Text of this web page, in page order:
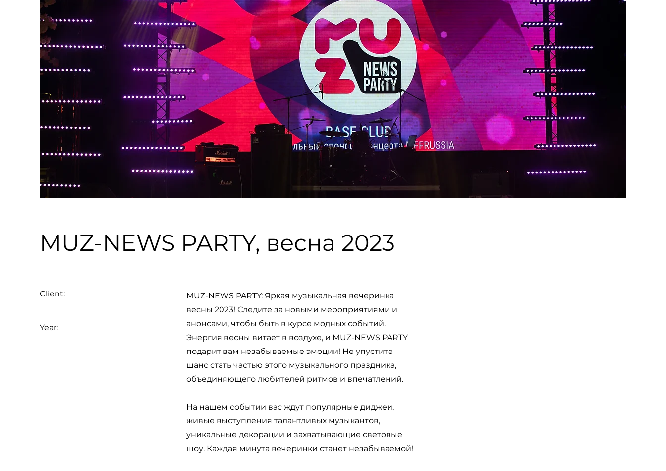
MUZ-NEWS PARTY, весна 2023
Client:
Year:
MUZ-NEWS PARTY: Яркая музыкальная вечеринка
весны 2023! Следите за новыми мероприятиями и
анонсами, чтобы быть в курсе модных событий.
Энергия весны витает в воздухе, и MUZ-NEWS PARTY
подарит вам незабываемые эмоции! Не упустите
шанс стать частью этого музыкального праздника,
объединяющего любителей ритмов и впечатлений.
На нашем событии вас ждут популярные диджеи,
живые выступления талантливых музыкантов,
уникальные декорации и захватывающие световые
шоу. Каждая минута вечеринки станет незабываемой!